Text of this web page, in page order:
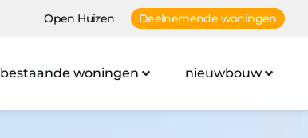
Open Huizen Deelnemende woningen
bestaande woningen nieuwbouw